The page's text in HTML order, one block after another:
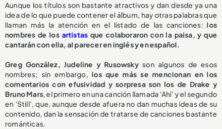
Aunque los títulos son bastante atractivos y dan desde ya una
idea de lo que puede contener el álbum, hay otras palabras que
llaman más la atención en el listado de las canciones:los
nombres de los artistas que colaboraron con la paisa, y que
cantarán con ella, al parecer en inglés y en español.
Greg González, Judeline y Rusowskyson algunos de esos
nombres; sin embargo,los que más se mencionan en los
comentarios con efusividad y sorpresa son los de Drake y
Bruno Mars, el primero en una canción llamada ‘Ahí’ y el segundo
en ‘Still’, que, aunque desde afuera no dan muchas ideas de su
contenido, dan la sensación de tratarse de canciones bastante
románticas.